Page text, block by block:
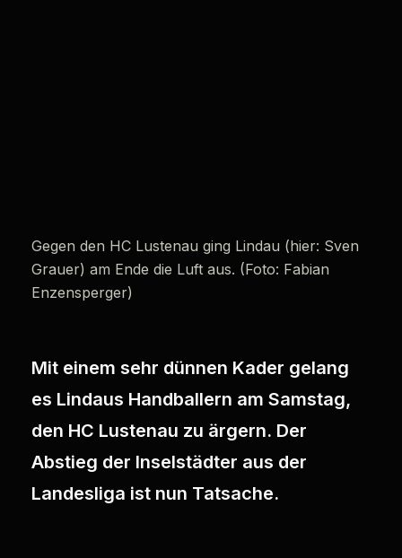
Gegen den HC Lustenau ging Lindau (hier: Sven
Grauer) am Ende die Luft aus. (Foto: Fabian
Enzensperger)
Mit einem sehr dünnen Kader gelang
es Lindaus Handballern am Samstag,
den HC Lustenau zu ärgern. Der
Abstieg der Inselstädter aus der
Landesliga ist nun Tatsache.